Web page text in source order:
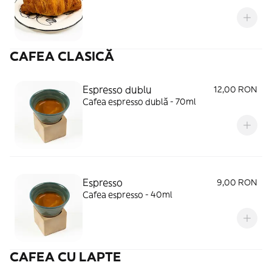
CAFEA CLASICĂ
Espresso dublu
12,00 RON
Cafea espresso dublă - 70ml
Espresso
9,00 RON
Cafea espresso - 40ml
CAFEA CU LAPTE